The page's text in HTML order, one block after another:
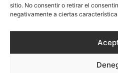
sitio. No consentir o retirar el
negativamente a ciertas